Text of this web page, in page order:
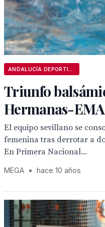
Triunfo
Hermanas-
El equipo sevillano se
femenina tras derrotar a
En Primera Nacional...
MEGA • hace 10 años